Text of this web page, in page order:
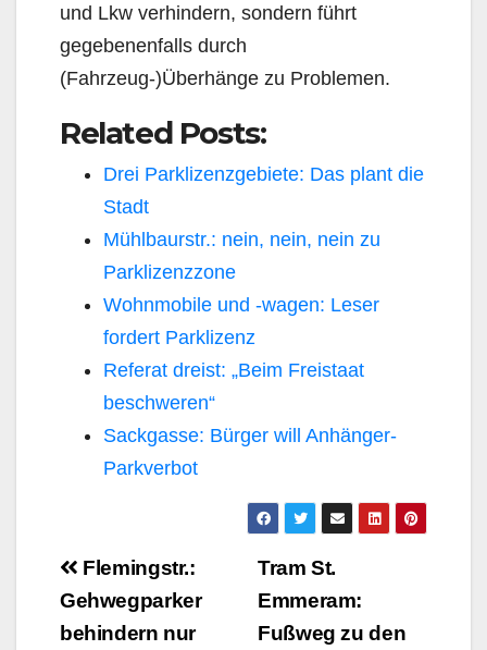
und Lkw ver­hindern, sondern führt
gegebenenfalls durch
(Fahrzeug-)Überhänge zu Problemen.
Related Posts:
Drei Parklizenzgebiete: Das plant die
Stadt
Mühlbaurstr.: nein, nein, nein zu
Parklizenzzone
Wohnmobile und -wagen: Leser
fordert Parklizenz
Referat dreist: „Beim Freistaat
beschweren“
Sackgasse: Bürger will Anhänger-
Parkverbot
Beitragsnavigation
Tram St.
Emmeram:
Fußweg zu den
Flemingstr.:
Gehwegparker
behindern nur